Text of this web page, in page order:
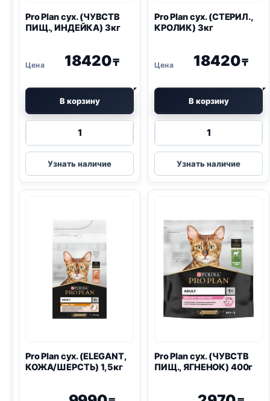
Pro Planсух. (ЧУВСТВ
ПИЩ., ИНДЕЙКА) 3кг
18420₸
В корзину
Количество
Pro
Plan
сух.
ИНДЕЙКА)
Узнать наличие
Pro Planсух. (СТЕРИЛ.,
КРОЛИК) 3кг
18420₸
В корзину
Количество
Pro
Plan
сух.
3кг
Узнать наличие
Pro Planсух. (ELEGANT,
КОЖА/ШЕРСТЬ) 1,5кг
Pro Planсух. (ЧУВСТВ
ПИЩ., ЯГНЕНОК) 400г